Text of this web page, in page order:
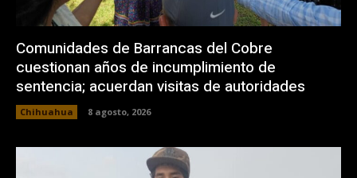
Comunidades de Barrancas del Cobre
cuestionan años de incumplimiento de
sentencia; acuerdan visitas de autoridades
Chihuahua 8 agosto, 2026